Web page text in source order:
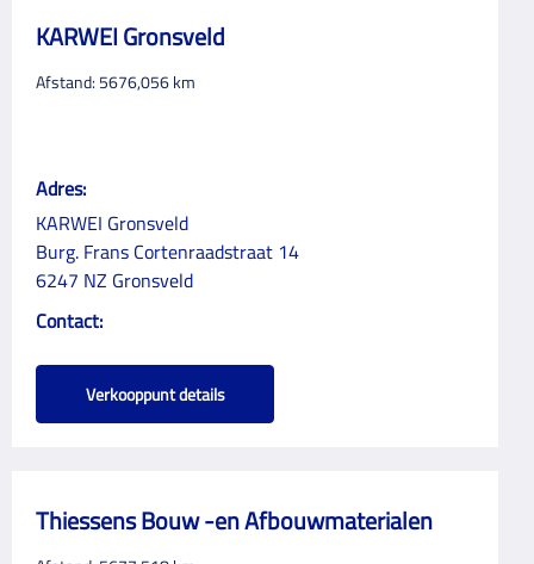
KARWEI Gronsveld
Afstand: 5676,056km
Adres:
KARWEI Gronsveld
Burg. Frans Cortenraadstraat 14
6247 NZ Gronsveld
Contact:
Verkooppunt details
Thiessens Bouw -en Afbouwmaterialen